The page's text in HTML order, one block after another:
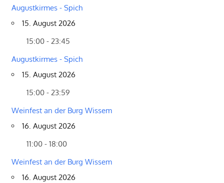
Augustkirmes - Spich
15. August 2026
15:00 - 23:45
Augustkirmes - Spich
15. August 2026
15:00 - 23:59
Weinfest an der Burg Wissem
16. August 2026
11:00 - 18:00
Weinfest an der Burg Wissem
16. August 2026